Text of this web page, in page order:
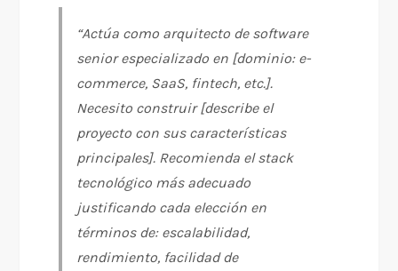
“Actúa como arquitecto de software
senior especializado en [dominio: e-
commerce, SaaS, fintech, etc.].
Necesito construir [describe el
proyecto con sus características
principales]. Recomienda el stack
tecnológico más adecuado
justificando cada elección en
términos de: escalabilidad,
rendimiento, facilidad de